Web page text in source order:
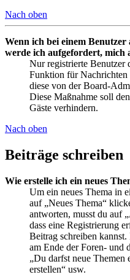
Nach oben
Wenn ich bei einem
werde ich aufgefordert, mich
Nur registrierte Benutzer
Funktion für Nachrichten
diese von der Board-
Diese Maßnahme soll
Gäste verhindern.
Nach oben
Beiträge schreiben
Wie erstelle ich ein neues
Um ein neues Thema in
auf „Neues Thema“
antworten, musst du auf
dass eine Registrierung
Beitrag schreiben
am Ende der Foren- und
„Du darfst neue Themen
erstellen“ usw.